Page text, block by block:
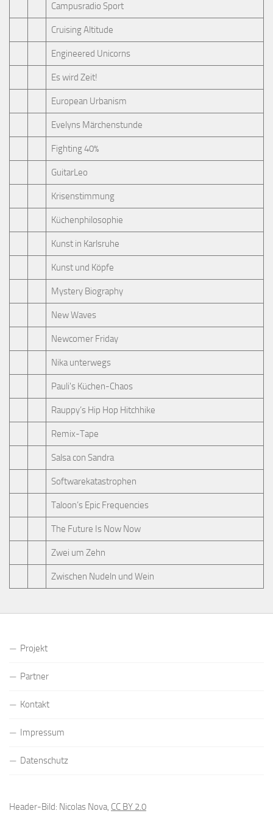
Campusradio Sport
Cruising Altitude
Engineered Unicorns
Es wird Zeit!
European Urbanism
Evelyns Märchenstunde
Fighting 40%
GuitarLeo
Krisenstimmung
Küchenphilosophie
Kunst in Karlsruhe
Kunst und Köpfe
Mystery Biography
New Waves
Newcomer Friday
Nika unterwegs
Pauli's Küchen-Chaos
Rauppy’s Hip Hop Hitchhike
Remix-Tape
Salsa con Sandra
Softwarekatastrophen
Taloon’s Epic Frequencies
The Future Is Now Now
Zwei um Zehn
Zwischen Nudeln und Wein
Projekt
Partner
Kontakt
Impressum
Datenschutz
Header-Bild: Nicolas Nova, CC BY 2.0